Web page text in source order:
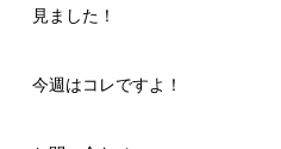
見ました！
今週はコレですよ！